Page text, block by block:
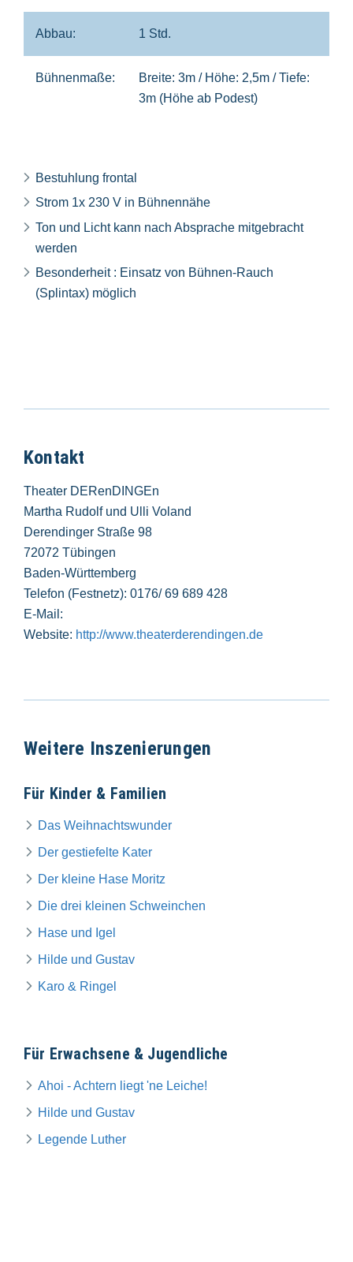
Abbau: 1 Std.
Bühnenmaße:
Breite: 3m / Höhe: 2,5m / Tiefe:
3m (Höhe ab Podest)
Bestuhlung frontal
Strom 1x 230 V in Bühnennähe
Ton und Licht kann nach Absprache mitgebracht
werden
Besonderheit : Einsatz von Bühnen-Rauch
(Splintax) möglich
Kontakt
Theater DERenDINGEn
Martha Rudolf und Ulli Voland
Derendinger Straße 98
72072 Tübingen
Baden-Württemberg
Telefon (Festnetz): 0176/ 69 689 428
E-Mail:
Website: http://www.theaterderendingen.de
Weitere Inszenierungen
Für Kinder & Familien
Das Weihnachtswunder
Der gestiefelte Kater
Der kleine Hase Moritz
Die drei kleinen Schweinchen
Hase und Igel
Hilde und Gustav
Karo & Ringel
Für Erwachsene & Jugendliche
Ahoi - Achtern liegt 'ne Leiche!
Hilde und Gustav
Legende Luther